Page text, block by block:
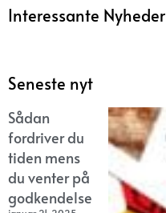
Interessante Nyheder
Seneste nyt
Sådan
fordriver du
tiden mens
du venter på
godkendelse